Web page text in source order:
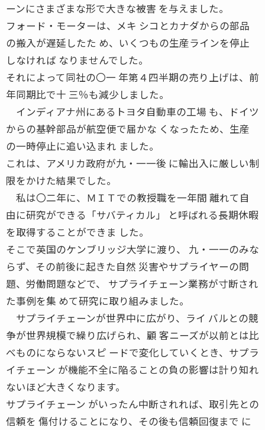
ーンにさまざまな形で大きな被害 を与えました。
フォード・モーターは、メキ シコとカナダからの部品
の搬入が遅延したた め、いくつもの生産ラインを停止
しなければ なりませんでした。
それによって同社の〇一 年第４四半期の売り上げは、前
年同期比で十 三％も減少しました。
インディアナ州にあるトヨタ自動車の工場 も、ドイツ
からの基幹部品が航空便で届かな くなったため、生産
の一時停止に追い込まれ ました。
これは、アメリカ政府が九・一一後 に輸出入に厳しい制
限をかけた結果でした。
私は〇二年に、ＭＩＴでの教授職を一年間 離れて自
由に研究ができる「サバティカル」 と呼ばれる長期休暇
を取得することができま した。
そこで英国のケンブリッジ大学に渡り、 九・一一のみな
らず、その前後に起きた自然 災害やサプライヤーの問
題、労働問題などで、 サプライチェーン業務が寸断され
た事例を集 めて研究に取り組みました。
サプライチェーンが世界中に広がり、ライ バルとの競
争が世界規模で繰り広げられ、顧 客ニーズが以前とは比
べものにならないスピ ードで変化していくとき、サプラ
イチェーン が機能不全に陥ることの負の影響は計り知れ
ないほど大きくなります。
サプライチェーン がいったん中断されれば、取引先との
信頼を 傷付けることになり、その後も信頼回復まで に